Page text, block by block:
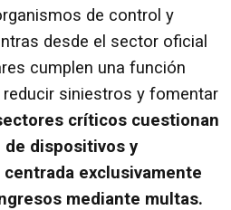
de control y
desde el sector oficial
cumplen una función
siniestros y fomentar
críticos cuestionan
dispositivos y
exclusivamente
mediante multas.